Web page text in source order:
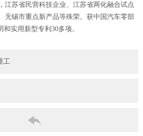
江苏省民营科技企业、江苏省两化融合试点
无锡市重点新产品等殊荣。获中国汽车零部
实用新型专利30多项。
工